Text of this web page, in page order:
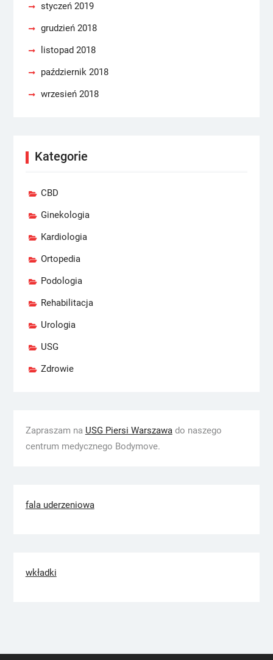
styczeń 2019
grudzień 2018
listopad 2018
październik 2018
wrzesień 2018
Kategorie
CBD
Ginekologia
Kardiologia
Ortopedia
Podologia
Rehabilitacja
Urologia
USG
Zdrowie
Zapraszam na USG Piersi Warszawado naszego
centrum medycznego Bodymove.
fala uderzeniowa
wkładki